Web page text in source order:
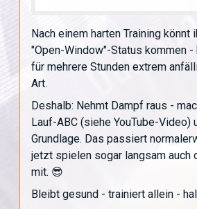
Nach einem harten Training könnt
"Open-Window"-Status kommen
für mehrere Stunden extrem
Art.
Deshalb: Nehmt Dampf raus -
Lauf-ABC (siehe YouTube-Video)
Grundlage. Das passiert
jetzt spielen sogar langsam auch
mit. 😎
Bleibt gesund - trainiert allein -